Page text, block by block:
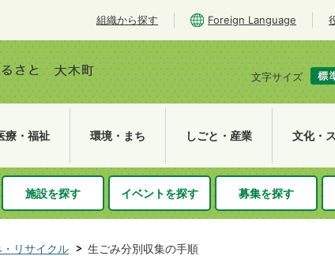
組織から探す Foreign Language
文字サイズ
療・福祉 環境・まち しごと・産業 文化・
施設を探す イベントを探す 募集を探す
・リサイクル 生ごみ分別収集の手順